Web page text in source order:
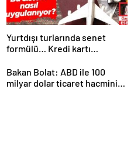
Yurtdışı turlarında senet
formülü… Kredi kartı
çıktı
Bakan Bolat: ABD ile 100
milyar dolar ticaret hacmini